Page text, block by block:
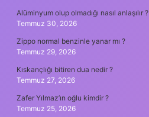
Alüminyum olup olmadığı nasıl anlaşılır ?
Temmuz 30, 2026
Zippo normal benzinle yanar mı ?
Temmuz 29, 2026
Kıskançlığı bitiren dua nedir ?
Temmuz 27, 2026
Zafer Yılmaz’ın oğlu kimdir ?
Temmuz 25, 2026